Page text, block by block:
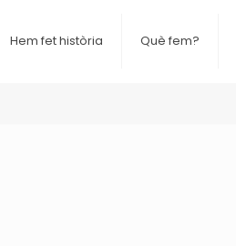
Hem fet història Què fem?